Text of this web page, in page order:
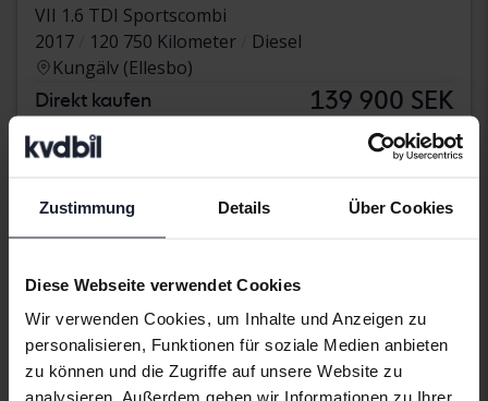
Zustimmung Details Über Cookies
Diese Webseite verwendet Cookies
Wir verwenden Cookies, um Inhalte und Anzeigen zu
personalisieren, Funktionen für soziale Medien anbieten
zu können und die Zugriffe auf unsere Website zu
analysieren. Außerdem geben wir Informationen zu Ihrer
VII 1.6 TDI Sportscombi
2017
120 750 Kilometer
Diesel
Kungälv (Ellesbo)
Direkt kaufen 139 900 SEK
Mit Finanzierung 1 192 SEK/Monat